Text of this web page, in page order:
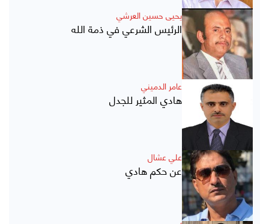
يحيى حسين العرشي
الرئيس الشرعي في ذمة الله
عامر الدميني
هادي المثير للجدل
علي عشال
عن حكم هادي